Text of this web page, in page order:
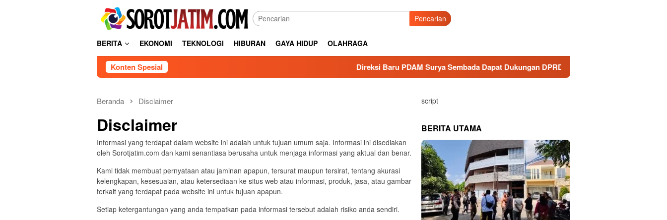
Pencarian
BERITA EKONOMI TEKNOLOGI HIBURAN GAYA HIDUP OLAHRAGA
Konten Spesial Direksi Baru PDAM Surya Sembada Dapat Dukungan DPRD, Pelayanan Prima Jadi Prioritas
Beranda Disclaimer
Disclaimer
Informasi yang terdapat dalam website ini adalah untuk tujuan umum saja. Informasi ini disediakan
oleh Sorotjatim.com dan kami senantiasa berusaha untuk menjaga informasi yang aktual dan benar.
Kami tidak membuat pernyataan atau jaminan apapun, tersurat maupun tersirat, tentang akurasi
kelengkapan, kesesuaian, atau ketersediaan ke situs web atau informasi, produk, jasa, atau gambar
terkait yang terdapat pada website ini untuk tujuan apapun.
Setiap ketergantungan yang anda tempatkan pada informasi tersebut adalah risiko anda sendiri.
script
BERITA UTAMA